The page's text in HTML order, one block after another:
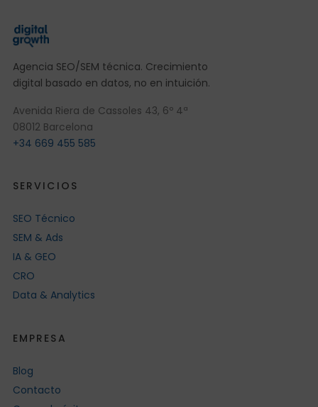
Agencia SEO/SEM técnica. Crecimiento
digital basado en datos, no en intuición.
Avenida Riera de Cassoles 43, 6º 4ª
08012 Barcelona
+34 669 455 585
SERVICIOS
SEO Técnico
SEM & Ads
IA & GEO
CRO
Data & Analytics
EMPRESA
Blog
Contacto